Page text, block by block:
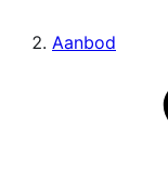
Aanbod